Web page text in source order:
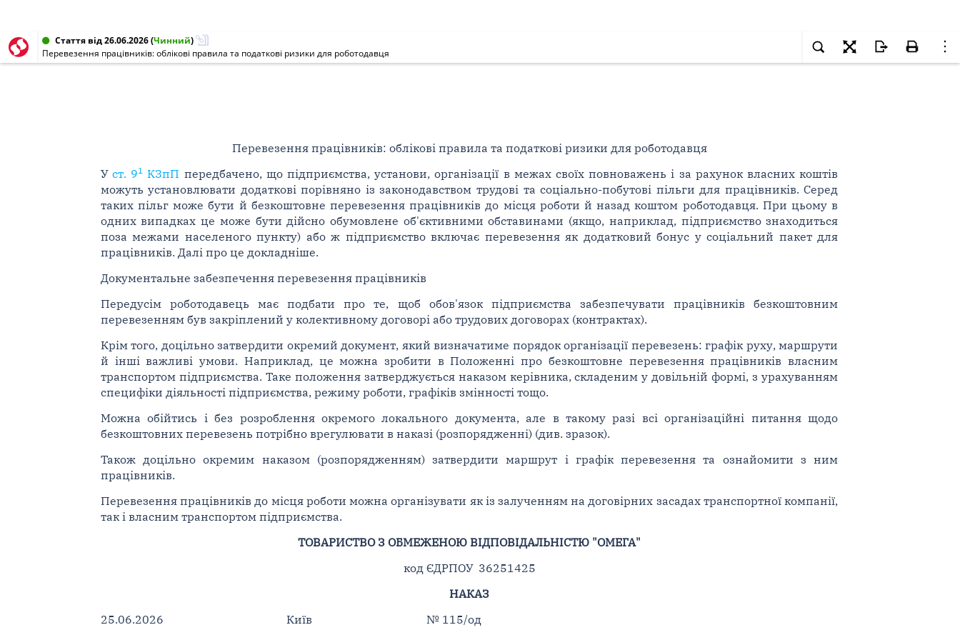
Стаття від 26.06.2026(Чинний)
Перевезення працівників: облікові правила та податкові ризики для роботодавця
Перевезення працівників: облікові правила та податкові ризики для роботодавця
У ст. 91 КЗпП передбачено, що підприємства, установи, організації в межах своїх повноважень і за рахунок власних коштів
можуть установлювати додаткові порівняно із законодавством трудові та соціально-побутові пільги для працівників. Серед
таких пільг може бути й безкоштовне перевезення працівників до місця роботи й назад коштом роботодавця. При цьому в
одних випадках це може бути дійсно обумовлене об'єктивними обставинами (якщо, наприклад, підприємство знаходиться
поза межами населеного пункту) або ж підприємство включає перевезення як додатковий бонус у соціальний пакет для
працівників. Далі про це докладніше.
Документальне забезпечення перевезення працівників
Передусім роботодавець має подбати про те, щоб обов'язок підприємства забезпечувати працівників безкоштовним
перевезенням був закріплений у колективному договорі або трудових договорах (контрактах).
Крім того, доцільно затвердити окремий документ, який визначатиме порядок організації перевезень: графік руху, маршрути
й інші важливі умови. Наприклад, це можна зробити в Положенні про безкоштовне перевезення працівників власним
транспортом підприємства. Таке положення затверджується наказом керівника, складеним у довільній формі, з урахуванням
специфіки діяльності підприємства, режиму роботи, графіків змінності тощо.
Можна обійтись і без розроблення окремого локального документа, але в такому разі всі організаційні питання щодо
безкоштовних перевезень потрібно врегулювати в наказі (розпорядженні) (див. зразок).
Також доцільно окремим наказом (розпорядженням) затвердити маршрут і графік перевезення та ознайомити з ним
працівників.
Перевезення працівників до місця роботи можна організувати як із залученням на договірних засадах транспортної компанії,
так і власним транспортом підприємства.
ТОВАРИСТВО З ОБМЕЖЕНОЮ ВІДПОВІДАЛЬНІСТЮ "ОМЕГА"
код ЄДРПОУ 36251425
НАКАЗ
25.06.2026 Київ № 115/од